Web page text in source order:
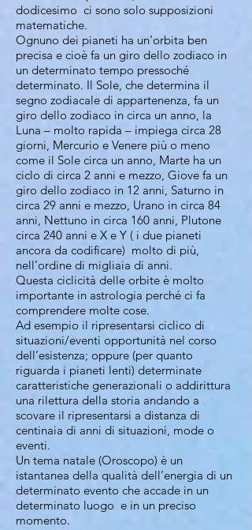
dodicesimo ci sono solo supposizioni
matematiche.
Ognuno dei pianeti ha un’orbita ben
precisa e cioè fa un giro dello zodiaco in
un determinato tempo pressoché
determinato. Il Sole, che determina il
segno zodiacale di appartenenza, fa un
giro dello zodiaco in circa un anno, la
Luna – molto rapida – impiega circa 28
giorni, Mercurio e Venere più o meno
come il Sole circa un anno, Marte ha un
ciclo di circa 2 anni e mezzo, Giove fa un
giro dello zodiaco in 12 anni, Saturno in
circa 29 anni e mezzo, Urano in circa 84
anni, Nettuno in circa 160 anni, Plutone
circa 240 anni e X e Y ( i due pianeti
ancora da codificare) molto di più,
nell’ordine di migliaia di anni.
Questa ciclicità delle orbite è molto
importante in astrologia perché ci fa
comprendere molte cose.
Ad esempio il ripresentarsi ciclico di
situazioni/eventi opportunità nel corso
dell’esistenza; oppure (per quanto
riguarda i pianeti lenti) determinate
caratteristiche generazionali o addirittura
una rilettura della storia andando a
scovare il ripresentarsi a distanza di
centinaia di anni di situazioni, mode o
eventi.
Un tema natale (Oroscopo) è un
istantanea della qualità dell’energia di un
determinato evento che accade in un
determinato luogo e in un preciso
momento.